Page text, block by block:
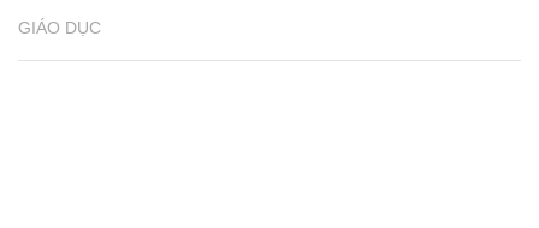
GIÁO DỤC